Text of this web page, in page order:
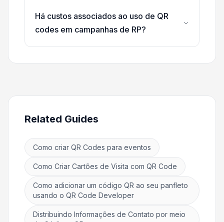
Há custos associados ao uso de QR
codes em campanhas de RP?
Related Guides
Como criar QR Codes para eventos
Como Criar Cartões de Visita com QR Code
Como adicionar um código QR ao seu panfleto
usando o QR Code Developer
Distribuindo Informações de Contato por meio